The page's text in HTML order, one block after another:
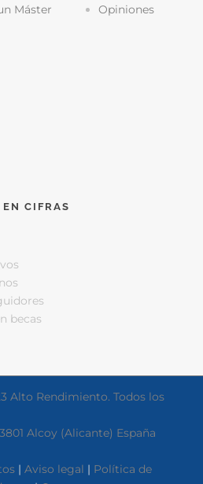
Máster
Opiniones
CIFRAS
becas
Alto Rendimiento. Todos los
Alcoy (Alicante) España
| Aviso legal | Política de